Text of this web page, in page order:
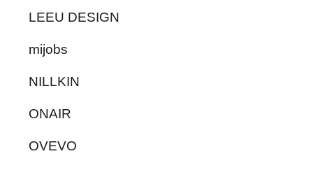
LEEU DESIGN
mijobs
NILLKIN
ONAIR
OVEVO